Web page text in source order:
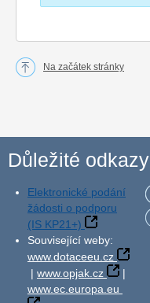
Na začátek stránky
Důležité odkazy
Elektronické podání
žádosti o podporu
(IS KP21+)
Související weby:
www.dotaceeu.cz
| www.opjak.cz
|
www.ec.europa.eu